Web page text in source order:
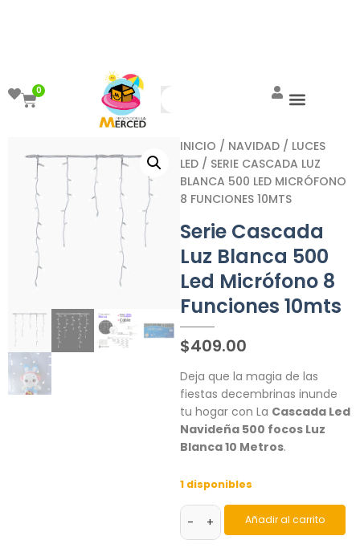
0
INICIO / NAVIDAD / LUCES
LED / SERIE CASCADA LUZ
BLANCA 500 LED MICRÓFONO
8 FUNCIONES 10MTS
Serie Cascada
Luz Blanca 500
Led Micrófono 8
Funciones 10mts
$409.00
Deja que la magia de las
fiestas decembrinas inunde
tu hogar con La Cascada Led
Navideña 500 focos Luz
Blanca 10 Metros.
1 disponibles
- + Añadir al carrito